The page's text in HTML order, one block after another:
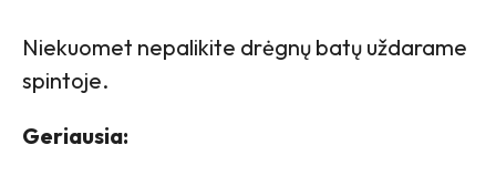
Niekuomet nepalikite drėgnų batų uždarame
spintoje.
Geriausia: